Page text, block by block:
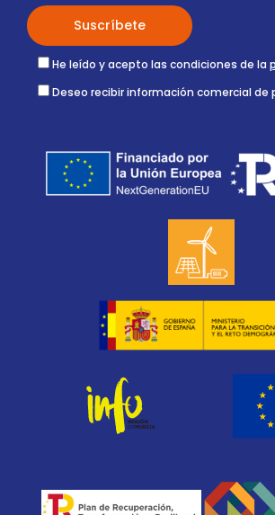
He leído y acepto las condiciones de la
Deseo recibir información comercial de